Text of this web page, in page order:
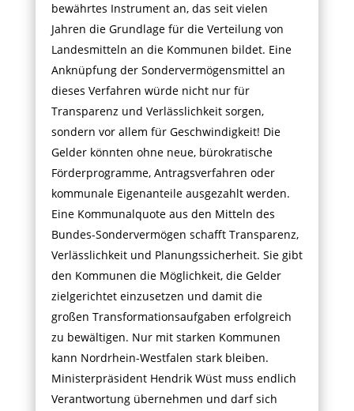
bewährtes Instrument an, das seit vielen
Jahren die Grundlage für die Verteilung von
Landesmitteln an die Kommunen bildet. Eine
Anknüpfung der Sondervermögensmittel an
dieses Verfahren würde nicht nur für
Transparenz und Verlässlichkeit sorgen,
sondern vor allem für Geschwindigkeit! Die
Gelder könnten ohne neue, bürokratische
Förderprogramme, Antragsverfahren oder
kommunale Eigenanteile ausgezahlt werden.
Eine Kommunalquote aus den Mitteln des
Bundes-Sondervermögen schafft Transparenz,
Verlässlichkeit und Planungssicherheit. Sie gibt
den Kommunen die Möglichkeit, die Gelder
zielgerichtet einzusetzen und damit die
großen Transformationsaufgaben erfolgreich
zu bewältigen. Nur mit starken Kommunen
kann Nordrhein-Westfalen stark bleiben.
Ministerpräsident Hendrik Wüst muss endlich
Verantwortung übernehmen und darf sich